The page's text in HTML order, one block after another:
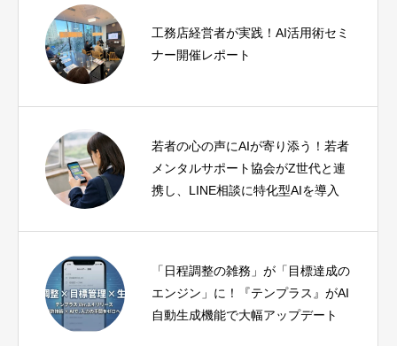
工務店経営者が実践！AI活用術セミ
ナー開催レポート
若者の心の声にAIが寄り添う！若者
メンタルサポート協会がZ世代と連
携し、LINE相談に特化型AIを導入
「日程調整の雑務」が「目標達成の
エンジン」に！『テンプラス』がAI
自動生成機能で大幅アップデート